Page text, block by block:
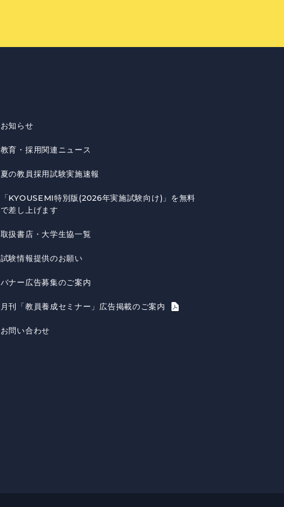
お知らせ
教育・採用関連ニュース
夏の教員採用試験実施速報
「KYOUSEMI特別版(2026年実施試験向け)」を無料
で差し上げます
取扱書店・大学生協一覧
試験情報提供のお願い
バナー広告募集のご案内
月刊「教員養成セミナー」広告掲載のご案内
お問い合わせ